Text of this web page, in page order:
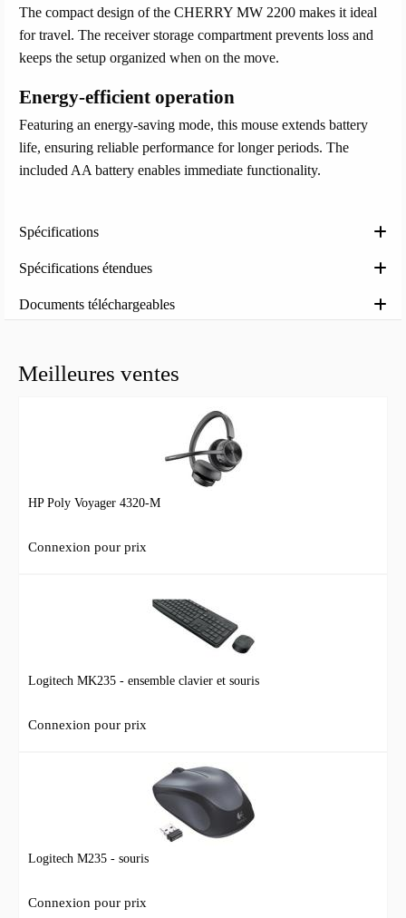
The compact design of the CHERRY MW 2200 makes it ideal
for travel. The receiver storage compartment prevents loss and
keeps the setup organized when on the move.
Energy-efficient operation
Featuring an energy-saving mode, this mouse extends battery
life, ensuring reliable performance for longer periods. The
included AA battery enables immediate functionality.
Spécifications
Spécifications étendues
Documents téléchargeables
Meilleures ventes
HP Poly Voyager 4320-M
Connexion pour prix
Logitech MK235 - ensemble clavier et souris
Connexion pour prix
Logitech M235 - souris
Connexion pour prix